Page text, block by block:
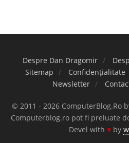
Despre Dan Dragomir
Sitemap
Confidențialitate
Newsletter
© 2011 - 2026 ComputerBlog.Ro
Computerblog.ro pot fi preluate
Devel with ♥ by